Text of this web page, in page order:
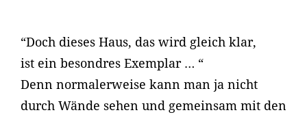
“Doch dieses Haus, das wird gleich klar,
ist ein besondres Exemplar … “
Denn normalerweise kann man ja nicht
durch Wände sehen und gemeinsam mit den